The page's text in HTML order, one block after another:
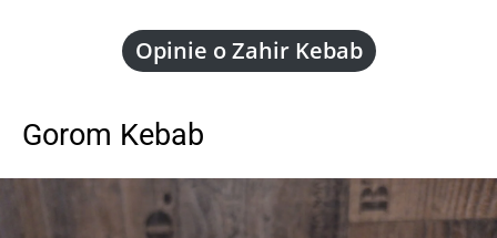
Opinie o Zahir Kebab
Gorom Kebab